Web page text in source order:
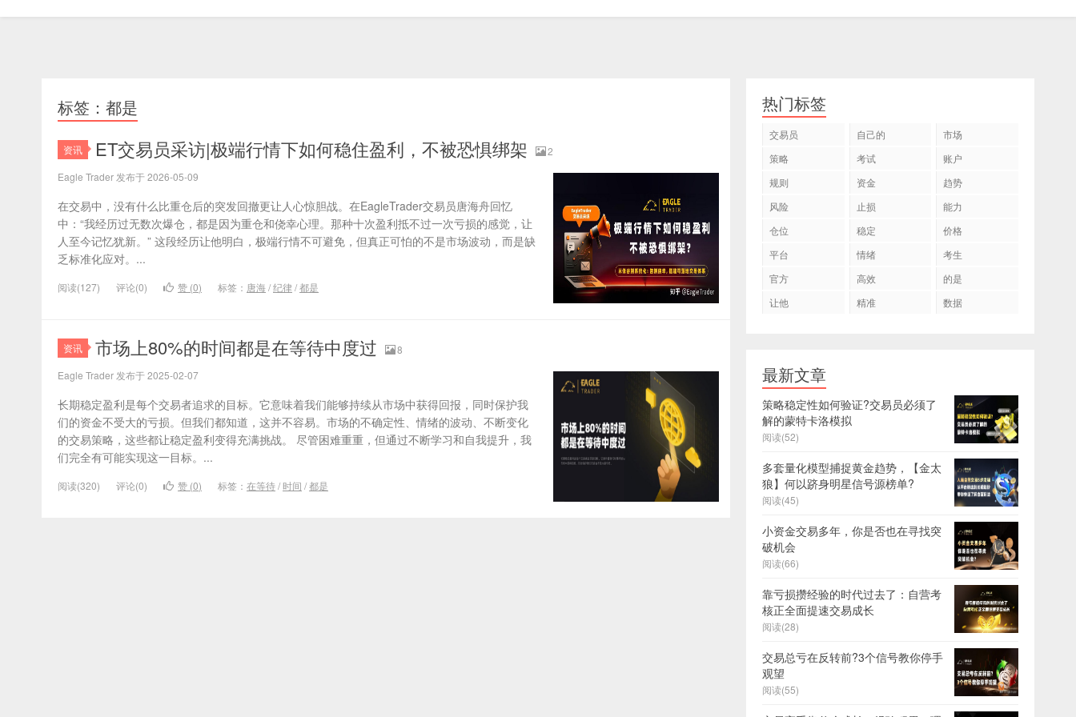
标签：都是
资讯 ET交易员采访|极端行情下如何稳住盈利，不被恐惧绑架
2
Eagle Trader 发布于 2026-05-09
在交易中，没有什么比重仓后的突发回撤更让人心惊胆战。在EagleTrader交易员唐海舟回忆
中：“我经历过无数次爆仓，都是因为重仓和侥幸心理。那种十次盈利抵不过一次亏损的感觉，让
人至今记忆犹新。” 这段经历让他明白，极端行情不可避免，但真正可怕的不是市场波动，而是缺
乏标准化应对。...
阅读(127) 评论(0) 赞 (0) 标签： 唐海/纪律/都是
资讯 市场上80%的时间都是在等待中度过
8
Eagle Trader 发布于 2025-02-07
长期稳定盈利是每个交易者追求的目标。它意味着我们能够持续从市场中获得回报，同时保护我
们的资金不受大的亏损。但我们都知道，这并不容易。市场的不确定性、情绪的波动、不断变化
的交易策略，这些都让稳定盈利变得充满挑战。 尽管困难重重，但通过不断学习和自我提升，我
们完全有可能实现这一目标。...
阅读(320) 评论(0) 赞 (0) 标签： 在等待/ 时间 /都是
热门标签
交易员 自己的
市场
策略
考试
账户
规则
资金
趋势
风险
止损
能力
仓位
稳定
价格
平台
情绪
考生
官方
高效
的是
让他
精准 数据
最新文章
策略稳定性如何验证?交易员必须了
解的蒙特卡洛模拟
阅读(52)
多套量化模型捕捉黄金趋势，【金太
狼】何以跻身明星信号源榜单?
阅读(45)
小资金交易多年，你是否也在寻找突
破机会
阅读(66)
靠亏损攒经验的时代过去了：自营考
核正全面提速交易成长
阅读(28)
交易总亏在反转前?3个信号教你停手
观望
阅读(55)